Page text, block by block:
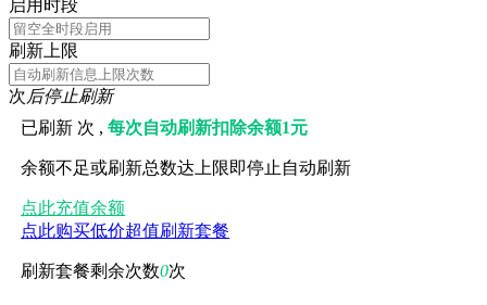
启用时段
刷新上限
次后停止刷新
已刷新 次 ,每次自动刷新扣除余额1元
余额不足或刷新总数达上限即停止自动刷新
点此充值余额
点此购买低价超值刷新套餐
刷新套餐剩余次数0次